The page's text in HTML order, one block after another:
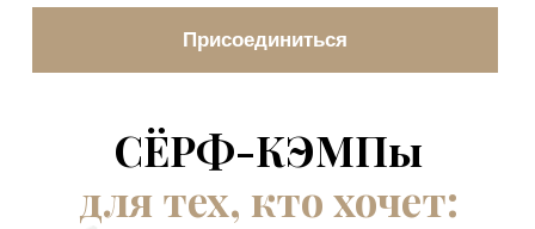
Присоединиться
СЁРФ-КЭМПы
для тех, кто хочет: